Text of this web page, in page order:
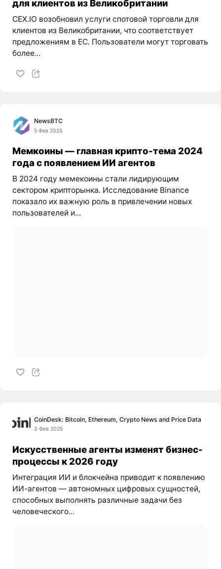
для клиентов из Великобритании
CEX.IO возобновил услуги спотовой торговли для
клиентов из Великобритании, что соответствует
предложениям в ЕС. Пользователи могут торговать
более...
NewsBTC
5 Фев 2025
Мемкоины — главная крипто-тема 2024
года с появлением ИИ агентов
В 2024 году мемекоины стали лидирующим
сектором крипторынка. Исследование Binance
показало их важную роль в привлечении новых
пользователей и...
CoinDesk: Bitcoin, Ethereum, Crypto News and Price Data
3 Фев 2025
Искусственные агенты изменят бизнес-
процессы к 2026 году
Интеграция ИИ и блокчейна приводит к появлению
ИИ-агентов — автономных цифровых сущностей,
способных выполнять различные задачи без
человеческого...